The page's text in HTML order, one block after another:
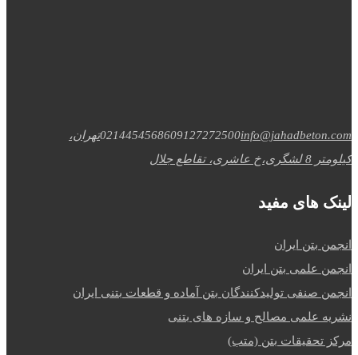
0214454568609127272500info@jahadbeton.com
تهران،
کیلومتر 8 لشگری،خ عاشری، تقاطع جلال
لینک های مفید
انجمن بتن ایران
انجمن علمی بتن ایران
انجمن صنفی تولیدکنندگان بتن آماده و قطعات بتنی ایران
نشریه علمی مصالح و سازه های بتنی
مرکز تحقیقات بتن (متب)